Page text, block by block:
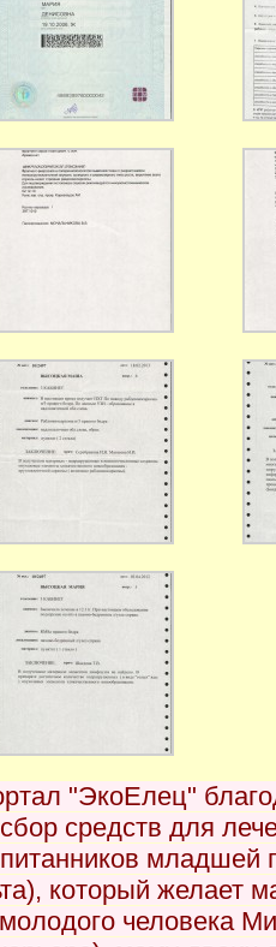
"ЭкоЕлец"
сбор средств для
который желает
молодого человека